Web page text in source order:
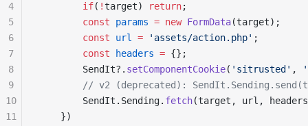
        if
( ! target) return;
        const
params = new FormData(target);
        const
url = 'assets/action.php' ;
        const
headers = {};
        SendIt
?. setComponentCookie( 'sitrusted' ,
// v2 (deprecated):
        SendIt
. Sending. fetch(target , url ,
headers
    })
4
5
6
7
8
9
10
11